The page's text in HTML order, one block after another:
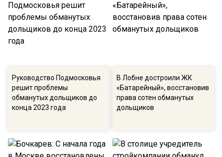
Руководство Подмосковья
решит проблемы
обманутых дольщиков до
конца 2023 года
В Лобне достроили ЖК
«Батарейный», восстановив
права сотен обманутых
дольщиков